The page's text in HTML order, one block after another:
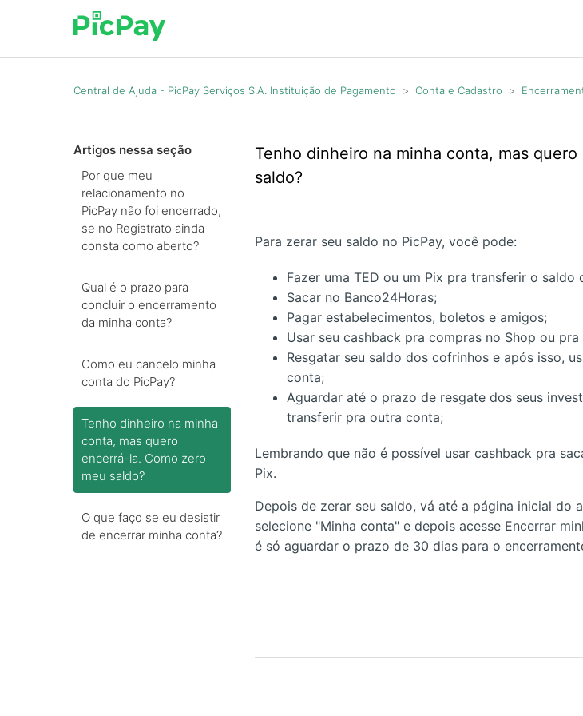
Central de Ajuda - PicPay Serviços S.A. Instituição de Pagamento Conta e Cadastro
Artigos nessa seção
Por que meu
relacionamento no
PicPay não foi encerrado,
se no Registrato ainda
consta como aberto?
Qual é o prazo para
concluir o encerramento
da minha conta?
Como eu cancelo minha
conta do PicPay?
Tenho dinheiro na minha
conta, mas quero
encerrá-la. Como zero
meu saldo?
O que faço se eu desistir
de encerrar minha conta?
Tenho dinheiro na minha conta, mas
saldo?
Para zerar seu saldo no PicPay, você pode:
Fazer uma TED ou um Pix pra transferir o
Sacar no Banco24Horas;
Pagar estabelecimentos, boletos e amigos;
Usar seu cashback pra compras no Shop ou
Resgatar seu saldo dos cofrinhos e após isso,
conta;
Aguardar até o prazo de resgate dos seus
transferir pra outra conta;
Lembrando que não é possível usar cashback pra
Pix.
Depois de zerar seu saldo, vá até a página inicial do
selecione "Minha conta" e depois acesse Encerrar
é só aguardar o prazo de 30 dias para o